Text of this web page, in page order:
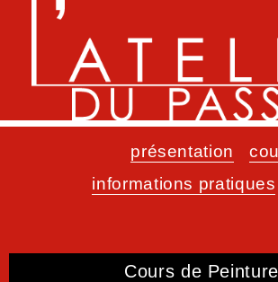
présentation
informations pratiques
Cours de Peinture